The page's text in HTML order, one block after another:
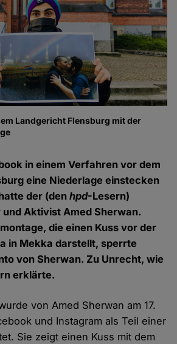
Landgericht Flensburg mit der
in einem Verfahren vor dem
eine Niederlage einstecken
der (denhpd-Lesern)
Aktivist Amed Sherwan.
die einen Kuss vor der
in Mekka darstellt, sperrte
von Sherwan. Zu Unrecht, wie
erklärte.
von Amed Sherwan am 17.
und Instagram als Teil einer
Sie zeigt einen Kuss mit dem